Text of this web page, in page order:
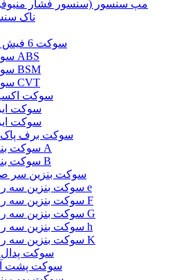
مپ سنسور (سنسور فشار
ناک
سوکت 6 فیش زرد
سوکت ABS
سوکت BSM
سوکت CVT
سوکت
سوکت
سوکت
سوکت برف
سوکت بنزین A
سوکت بنزین B
سوکت بنزین سر
سوکت بنزین سه راهی e
سوکت بنزین سه راهی F
سوکت بنزین سه راهی G
سوکت بنزین سه راهی h
سوکت بنزین سه راهی K
سوکت پدال
سوکت پشت